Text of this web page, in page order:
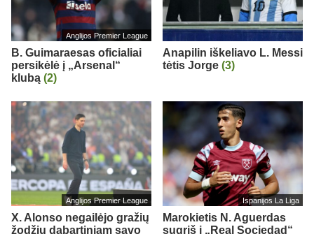
Anglijos Premier League
B. Guimaraesas oficialiai
persikėlė į „Arsenal“
klubą (2)
Anapilin iškeliavo L. Messi
tėtis Jorge (3)
Anglijos Premier League
X. Alonso negailėjo gražių
žodžių dabartiniam savo
Ispanijos La Liga
Marokietis N. Aguerdas
sugrįš į „Real Sociedad“